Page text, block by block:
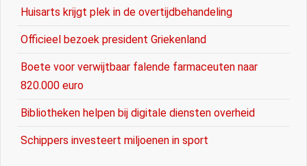
Huisarts krijgt plek in de overtijdbehandeling
Officieel bezoek president Griekenland
Boete voor verwijtbaar falende farmaceuten naar
820.000 euro
Bibliotheken helpen bij digitale diensten overheid
Schippers investeert miljoenen in sport